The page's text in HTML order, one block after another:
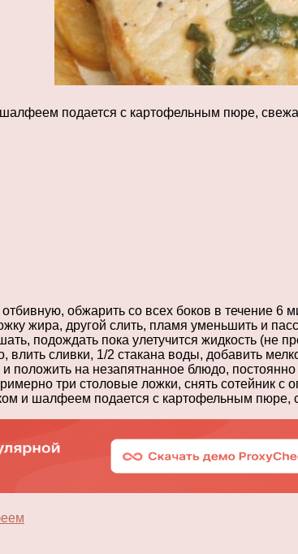
подается с картофельным пюре,
обжарить со всех боков в течение 6
жира, другой слить, пламя уменьшить и
подождать пока улетучится жидкость (не
влить сливки, 1/2 стакана воды, добавить
положить на незапятнанное блюдо,
три столовые ложки, снять сотейник с
и шалфеем подается с картофельным пюре,